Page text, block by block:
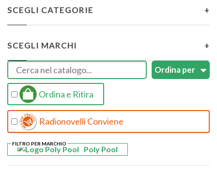
SCEGLI CATEGORIE +
SCEGLI MARCHI +
Ordina e Ritira
Radionovelli Conviene
Poly Pool
FILTRO PER MARCHIO